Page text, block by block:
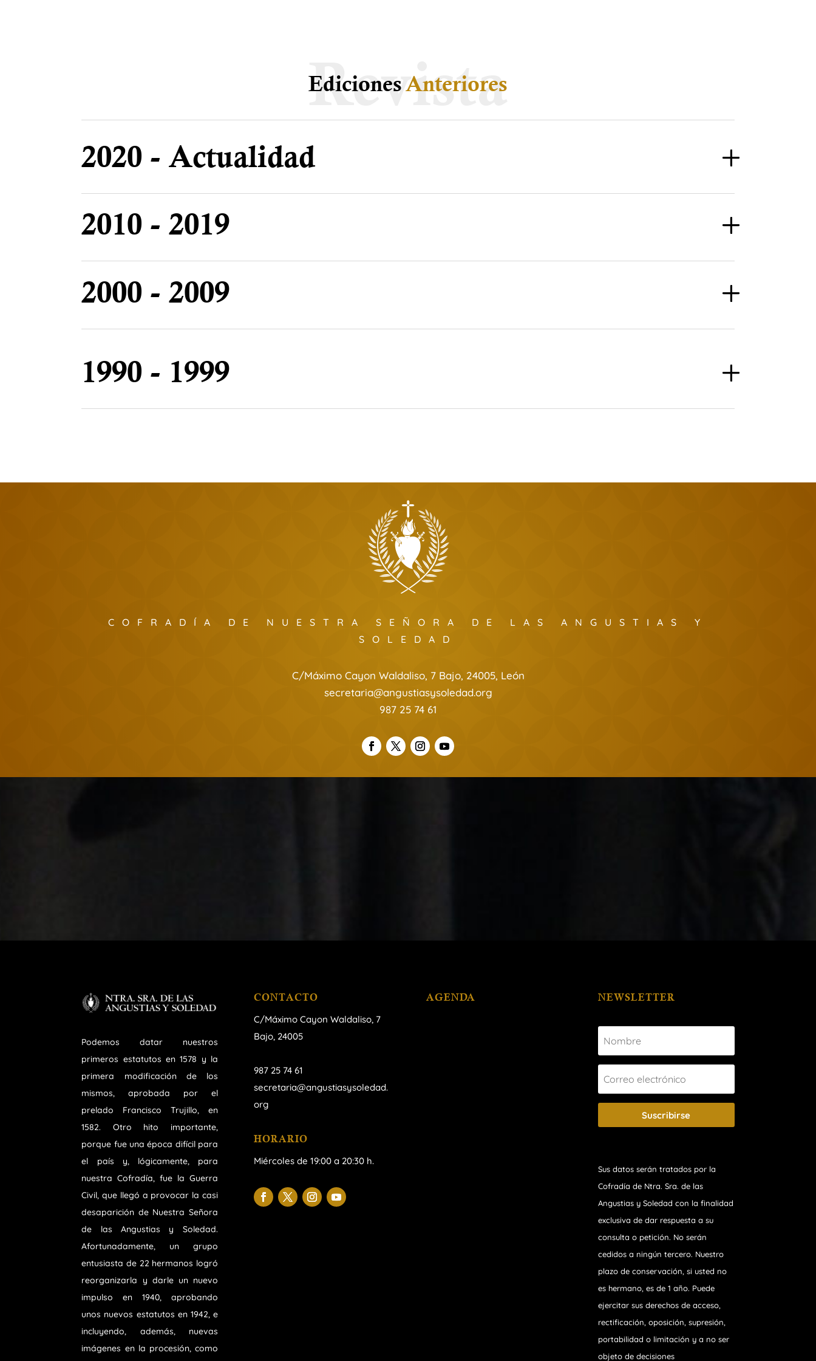
EdicionesAnteriores
2020 - Actualidad
2010 - 2019
2000 - 2009
1990 - 1999
COFRADÍA DE NUESTRA SEÑORA DE LAS ANGUSTIAS Y
SOLEDAD
C/Máximo Cayon Waldaliso, 7 Bajo, 24005, León
secretaria@angustiasysoledad.org
987 25 74 61
Podemos datar nuestros
primeros estatutos en 1578 y la
primera modificación de los
mismos, aprobada por el
prelado Francisco Trujillo, en
1582. Otro hito importante,
porque fue una época difícil para
el país y, lógicamente, para
nuestra Cofradía, fue la Guerra
Civil, que llegó a provocar la casi
desaparición de Nuestra Señora
de las Angustias y Soledad.
Afortunadamente, un grupo
entusiasta de 22 hermanos logró
reorganizarla y darle un nuevo
impulso en 1940, aprobando
unos nuevos estatutos en 1942, e
incluyendo, además, nuevas
imágenes en la procesión, como
CONTACTO
C/Máximo Cayon Waldaliso, 7
Bajo, 24005
987 25 74 61
secretaria@angustiasysoledad.
org
HORARIO
Miércoles de 19:00 a 20:30 h.
AGENDA NEWSLETTER
Suscribirse
Sus datos serán tratados por la
Cofradía de Ntra. Sra. de las
Angustias y Soledad con la finalidad
exclusiva de dar respuesta a su
consulta o petición. No serán
cedidos a ningún tercero. Nuestro
plazo de conservación, si usted no
es hermano, es de 1 año. Puede
ejercitar sus derechos de acceso,
rectificación, oposición, supresión,
portabilidad o limitación y a no ser
objeto de decisiones